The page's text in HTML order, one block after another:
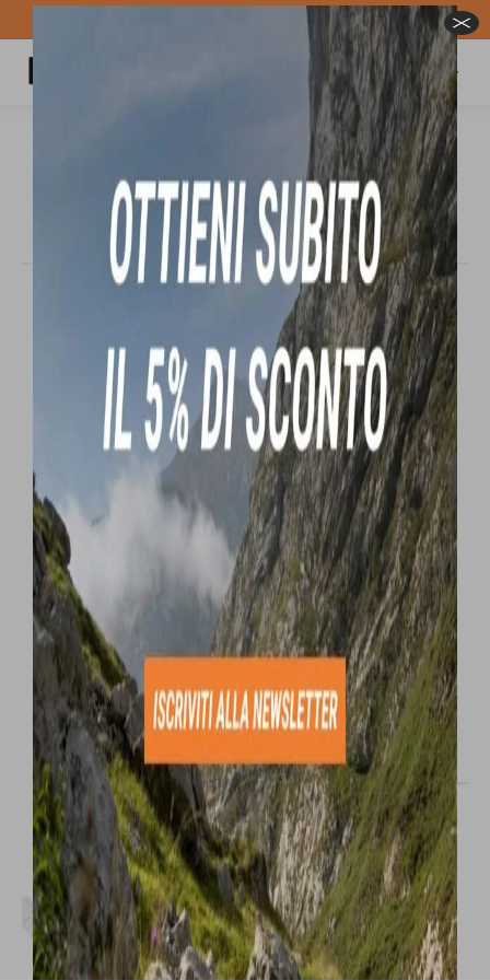
Spedizione GRATUITA per ordini superiori a 100€
Carrello
DC SHOES VIVA PANT pantaloni snow da
donna
Tu sei qui: